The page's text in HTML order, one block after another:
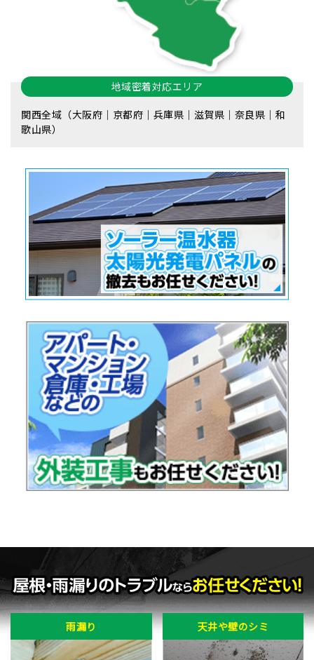
地域密着対応エリア
関西全域（大阪府｜京都府｜兵庫県｜滋賀県｜奈良県｜和
歌山県）
雨漏り 天井や壁のシミ